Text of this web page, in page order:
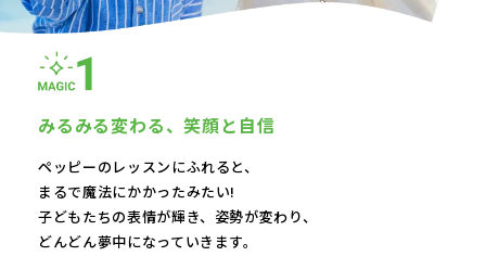
みるみる変わる、笑顔と自信
ペッピーのレッスンにふれると、
まるで魔法にかかったみたい!
子どもたちの表情が輝き、 姿勢が変わり、
どんどん夢中になっていきます。